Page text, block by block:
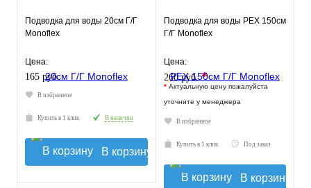
Подводка для воды 20см Г/Г
Monoflex
Цена:
165 руб.
В избранное
Купить в 1 клик В наличии
В корзину
Подводка для воды РЕХ 150см
Г/Г Monoflex
Цена:
260 руб.*
* Актуальную цену пожалуйста
уточните у менеджера
В избранное
Купить в 1 клик Под заказ
В корзину